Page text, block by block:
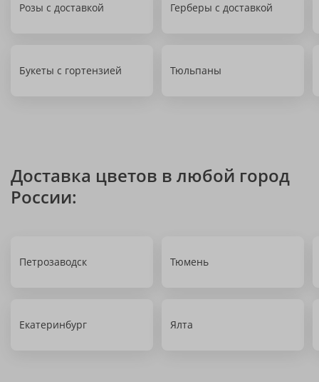
Розы с доставкой Герберы с доставкой
Букеты с гортензией Тюльпаны
Доставка цветов в любой город
России:
Петрозаводск Тюмень
Екатеринбург Ялта